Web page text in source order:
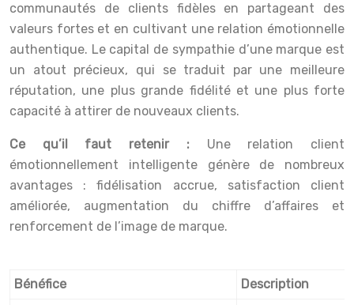
communautés de clients fidèles en partageant des
valeurs fortes et en cultivant une relation émotionnelle
authentique. Le capital de sympathie d’une marque est
un atout précieux, qui se traduit par une meilleure
réputation, une plus grande fidélité et une plus forte
capacité à attirer de nouveaux clients.
Ce qu’il faut retenir : Une relation client
émotionnellement intelligente génère de nombreux
avantages : fidélisation accrue, satisfaction client
améliorée, augmentation du chiffre d’affaires et
renforcement de l’image de marque.
Bénéfice
Description